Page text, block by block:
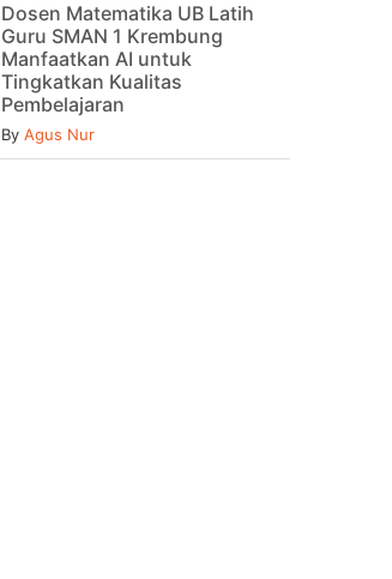
Dosen Matematika UB Latih
Guru SMAN 1 Krembung
Manfaatkan AI untuk
Tingkatkan Kualitas
Pembelajaran
By Agus Nur